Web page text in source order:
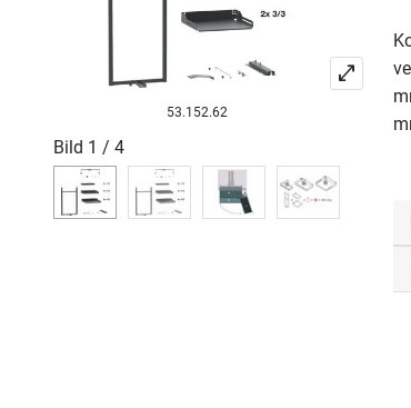
53.152.62
Bild 1 / 4